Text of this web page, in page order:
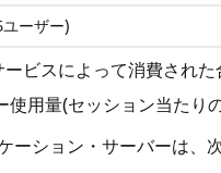
ーザー)
ビスによって消費され
使用量(セッション当た
ーション・サーバーは、